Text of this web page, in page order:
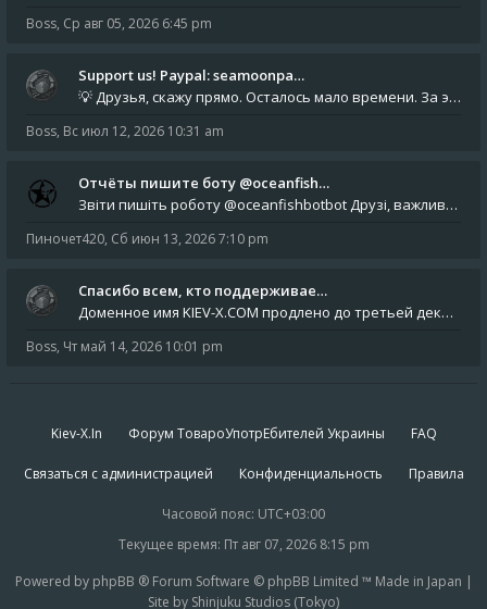
Boss, Ср авг 05, 2026 6:45 pm
Support us! Paypal: seamoonpa…
💡 Друзья, скажу прямо. Осталось мало времени. За это время нам нужно закрыть последние обязательные расходы: около 500
Boss, Вс июл 12, 2026 10:31 am
Отчёты пишите боту @oceanfish…
Звіти пишіть роботу @oceanfishbotbot Друзі, важливе повідомлення для учасників форума. Основне звернення опублікован
Пиночет420, Сб июн 13, 2026 7:10 pm
Спасибо всем, кто поддерживае…
Доменное имя KIEV-X.COM продлено до третьей декады августа 2027 года! Спасибо всем анонимным пользователям, которые по
Boss, Чт май 14, 2026 10:01 pm
Kiev-X.In Форум ТовароУпотрЕбителей Украины FAQ
Связаться с администрацией Конфиденциальность Правила
Часовой пояс: UTC+03:00
Текущее время: Пт авг 07, 2026 8:15 pm
Powered by phpBB ® Forum Software © phpBB Limited ™ Made in Japan |
Site by Shinjuku Studios (Tokyo)